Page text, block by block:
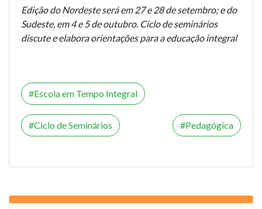
Edição do Nordeste será em 27 e 28 de setembro; e do
Sudeste, em 4 e 5 de outubro. Ciclo de seminários
discute e elabora orientações para a educação integral
Escola em Tempo Integral
Ciclo de Seminários Pedagógica